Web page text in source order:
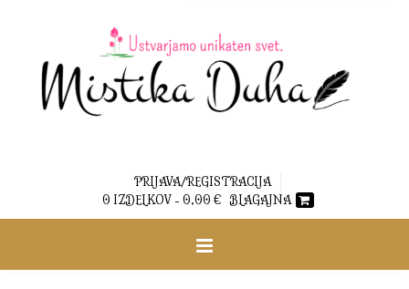
PRIJAVA/REGISTRACIJA
0 IZDELKOV - 0,00 € BLAGAJNA